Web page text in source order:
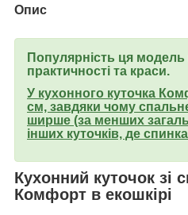
Опис
Популярність ця модель
практичності та краси.
У кухонного куточка
см, завдяки чому
ширше (за менших
інших куточків, де
Кухонний куточок зі
Комфорт в екошкірі